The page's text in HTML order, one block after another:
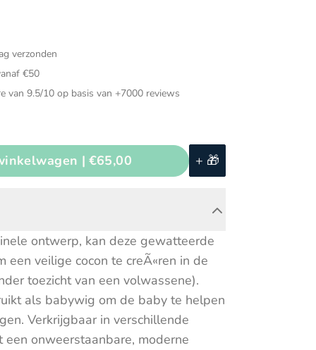
speelgoed
voertuigen
verzonden
€50
van 9.5/10 op basis van +7000 reviews
voeg toe aan winkelwagen | €65,00 + 🎁
ontwerp, kan deze gewatteerde
een veilige cocon te creÃ«ren in de
toezicht van een volwassene).
als babywig om de baby te helpen
Verkrijgbaar in verschillende
een onweerstaanbare, moderne